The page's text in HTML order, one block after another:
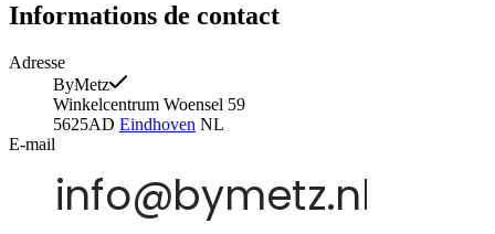
Informations de contact
Adresse
ByMetz
Winkelcentrum Woensel 59
5625AD Eindhoven NL
E-mail